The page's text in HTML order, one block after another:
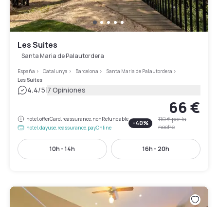
Les Suites
Santa Maria de Palautordera
España > Catalunya > Barcelona > Santa Maria de Palautordera >
Les Suites
4.4/5|7 Opiniones
hotel.offerCard.reassurance.nonRefundable
hotel.dayuse.reassurance.payOnline
66 €
-40% 110 €por la
noche
10h - 14h 16h - 20h